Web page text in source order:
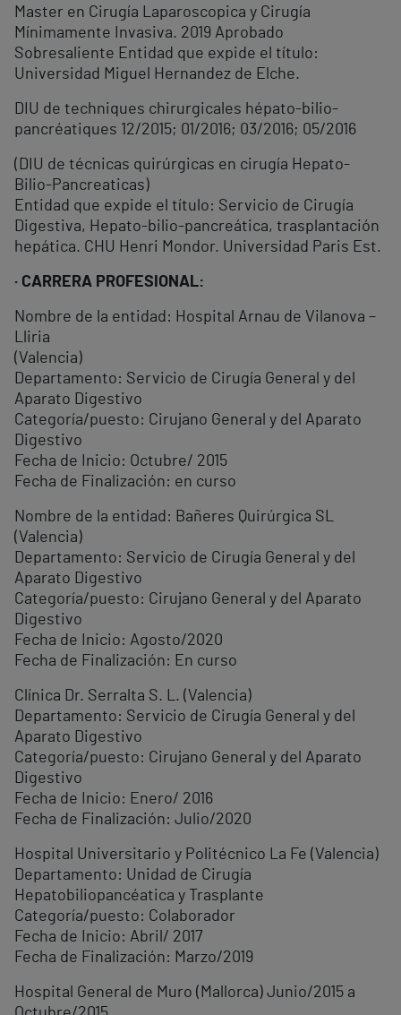
Master en Cirugía Laparoscopica y Cirugía
Mínimamente Invasiva. 2019 Aprobado
Sobresaliente Entidad que expide el título:
Universidad Miguel Hernandez de Elche.
DIU de techniques chirurgicales hépato-bilio-
pancréatiques 12/2015; 01/2016; 03/2016; 05/2016
(DIU de técnicas quirúrgicas en cirugía Hepato-
Bilio-Pancreaticas)
Entidad que expide el título: Servicio de Cirugía
Digestiva, Hepato-bilio-pancreática, trasplantación
hepática. CHU Henri Mondor. Universidad Paris Est.
· CARRERA PROFESIONAL:
Nombre de la entidad: Hospital Arnau de Vilanova –
Lliria
(Valencia)
Departamento: Servicio de Cirugía General y del
Aparato Digestivo
Categoría/puesto: Cirujano General y del Aparato
Digestivo
Fecha de Inicio: Octubre/ 2015
Fecha de Finalización: en curso
Nombre de la entidad: Bañeres Quirúrgica SL
(Valencia)
Departamento: Servicio de Cirugía General y del
Aparato Digestivo
Categoría/puesto: Cirujano General y del Aparato
Digestivo
Fecha de Inicio: Agosto/2020
Fecha de Finalización: En curso
Clínica Dr. Serralta S. L. (Valencia)
Departamento: Servicio de Cirugía General y del
Aparato Digestivo
Categoría/puesto: Cirujano General y del Aparato
Digestivo
Fecha de Inicio: Enero/ 2016
Fecha de Finalización: Julio/2020
Hospital Universitario y Politécnico La Fe (Valencia)
Departamento: Unidad de Cirugía
Hepatobiliopancéatica y Trasplante
Categoría/puesto: Colaborador
Fecha de Inicio: Abril/ 2017
Fecha de Finalización: Marzo/2019
Hospital General de Muro (Mallorca) Junio/2015 a